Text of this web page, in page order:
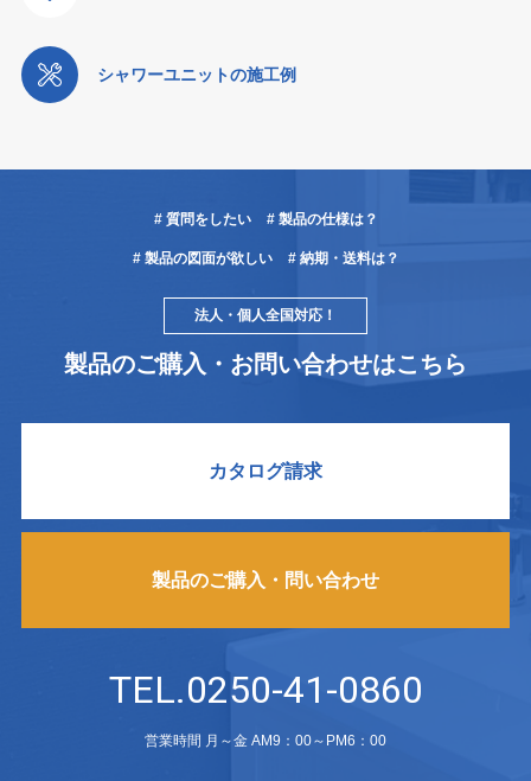
シャワーユニットの施工例
# 質問をしたい # 製品の仕様は？
# 製品の図面が欲しい # 納期・送料は？
法人・個人全国対応！
製品のご購入・お問い合わせはこちら
カタログ請求
製品のご購入・問い合わせ
TEL.0250-41-0860
営業時間 月～金 AM9：00～PM6：00